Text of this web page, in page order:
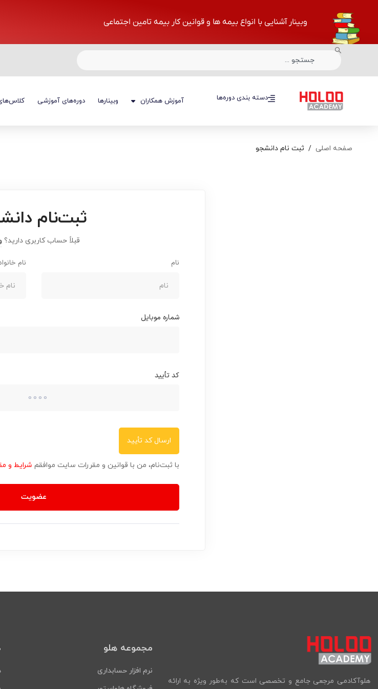
وبینار آشنایی با انواع بیمه ها و قوانین کار بیمه تامین اجتماعی
دسته بندی دوره‌ها آموزش همکاران وبینارها دوره‌های آموزشی دسته بندی دوره‌ها
صفحه اصلی ثبت نام دانشجو
ثبت‌نام
قبلاً حساب کاربری دارید؟
نام نام
شماره موبایل
کد تأیید
ارسال کد تأیید
با ثبت‌نام، من با قوانین و مقررات سایت موافقم شرایط و
عضویت
هلوآکادمی مرجعی جامع و تخصصی است که به‌طور ویژه به ارائه
مجموعه هلو
نرم افزار حسابداری